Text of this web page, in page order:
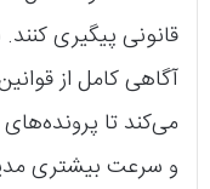
قانونی پیگیری کنند.
آگاهی کامل از
می‌کند تا
و سرعت بیشتری